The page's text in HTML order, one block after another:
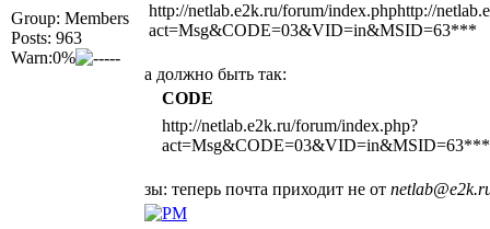
Group: Members
Posts: 963
Warn:0%
http://netlab.e2k.ru/forum/index.phphttp://
act=Msg&CODE=03&VID=in&MSID=63***
а должно быть так:
CODE
http://netlab.e2k.ru/forum/index.php?
act=Msg&CODE=03&VID=in&MSID=63***
зы: теперь почта приходит не от